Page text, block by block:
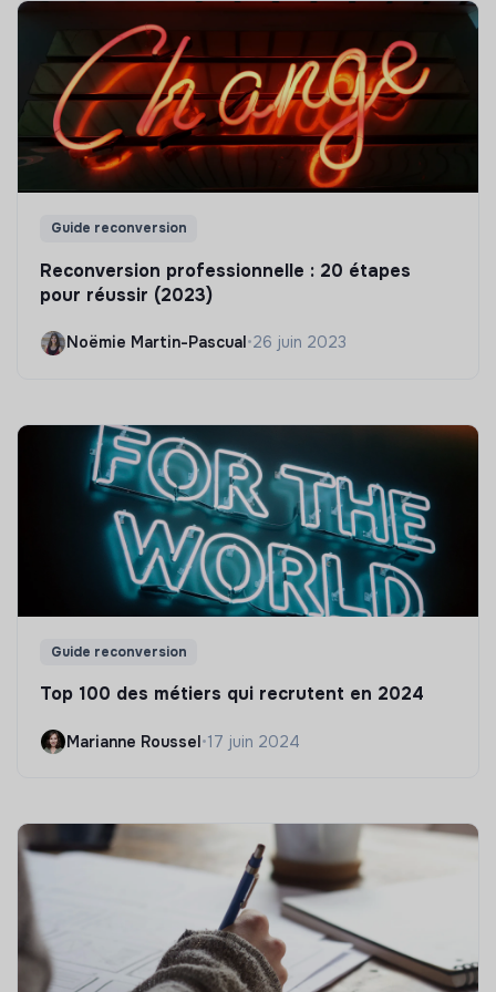
Guide reconversion
Reconversion professionnelle : 20 étapes
pour réussir (2023)
Noëmie Martin-Pascual•26 juin 2023
Guide reconversion
Top 100 des métiers qui recrutent en 2024
Marianne Roussel•17 juin 2024